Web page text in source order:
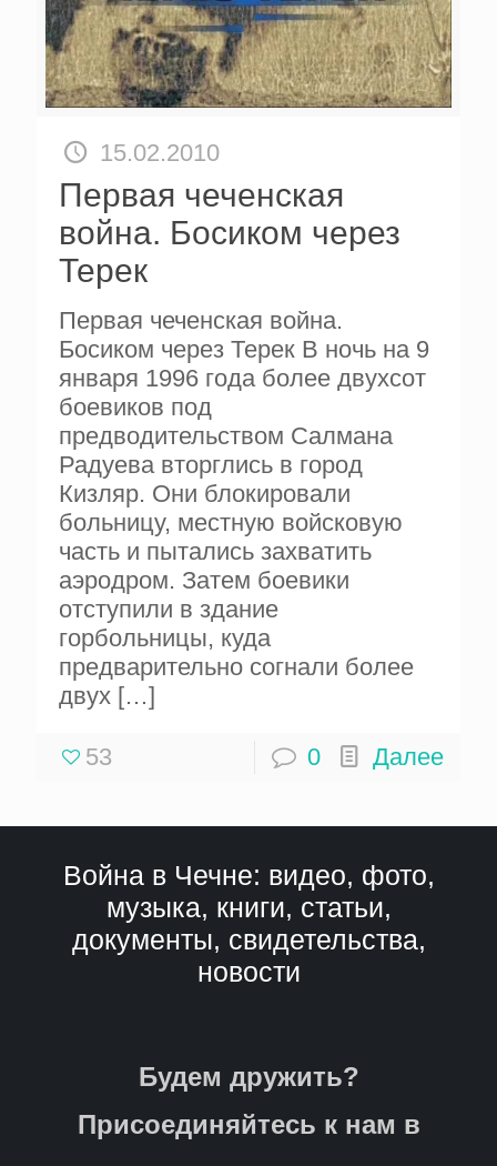
15.02.2010
Первая чеченская
война. Босиком через
Терек
Первая чеченская война.
Босиком через Терек В ночь на 9
января 1996 года более двухсот
боевиков под
предводительством Салмана
Радуева вторглись в город
Кизляр. Они блокировали
больницу, местную войсковую
часть и пытались захватить
аэродром. Затем боевики
отступили в здание
горбольницы, куда
предварительно согнали более
двух […]
53 0 Далее
Война в Чечне: видео, фото,
музыка, книги, статьи,
документы, свидетельства,
новости
Будем дружить?
Присоединяйтесь к нам в